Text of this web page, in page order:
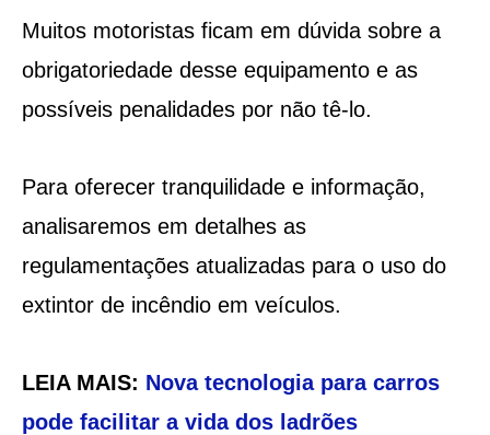
Muitos motoristas ficam em dúvida sobre a
obrigatoriedade desse equipamento e as
possíveis penalidades por não tê-lo.
Para oferecer tranquilidade e informação,
analisaremos em detalhes as
regulamentações atualizadas para o uso do
extintor de incêndio em veículos.
LEIA MAIS: Nova tecnologia para carros
pode facilitar a vida dos ladrões